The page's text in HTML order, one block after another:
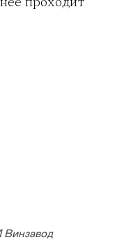
проходит
Винзавод